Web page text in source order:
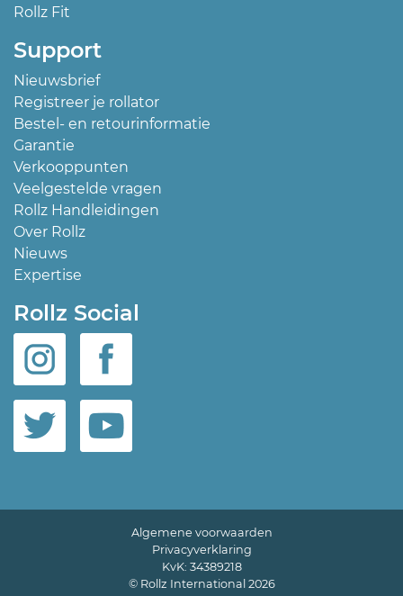
Rollz Fit
Support
Nieuwsbrief
Registreer je rollator
Bestel- en retourinformatie
Garantie
Verkooppunten
Veelgestelde vragen
Rollz Handleidingen
Over Rollz
Nieuws
Expertise
Rollz Social
Algemene voorwaarden
Privacyverklaring
KvK: 34389218
© Rollz International 2026